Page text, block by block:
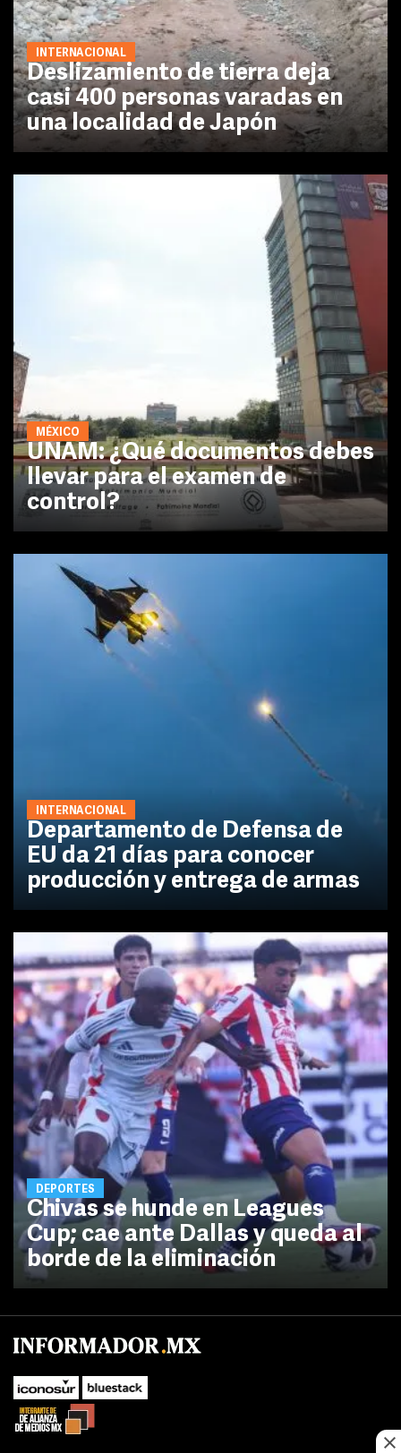
INTERNACIONAL
Deslizamiento de tierra deja
casi 400 personas varadas en
una localidad de Japón
MÉXICO
UNAM: ¿Qué documentos debes
llevar para el examen de
control?
INTERNACIONAL
Departamento de Defensa de
EU da 21 días para conocer
producción y entrega de armas
DEPORTES
Chivas se hunde en Leagues
Cup; cae ante Dallas y queda al
borde de la eliminación